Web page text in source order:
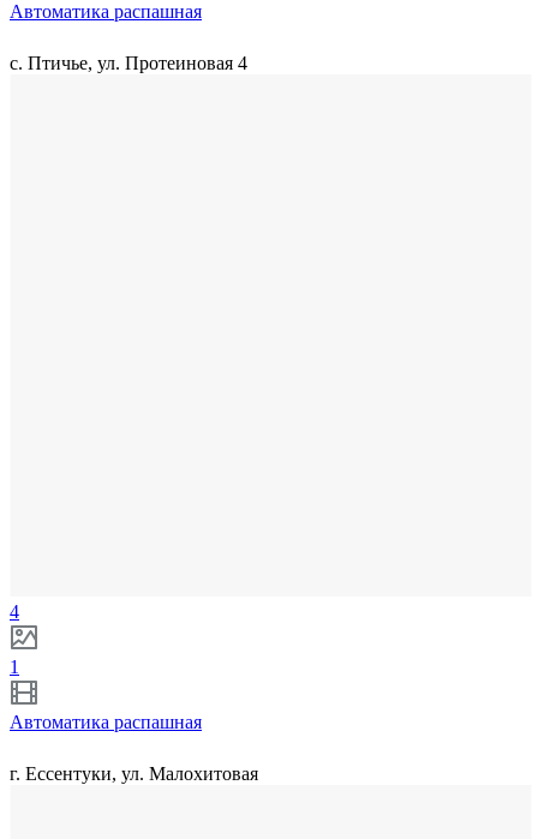
Автоматика распашная
с. Птичье, ул. Протеиновая 4
4
1
Автоматика распашная
г. Ессентуки, ул. Малохитовая